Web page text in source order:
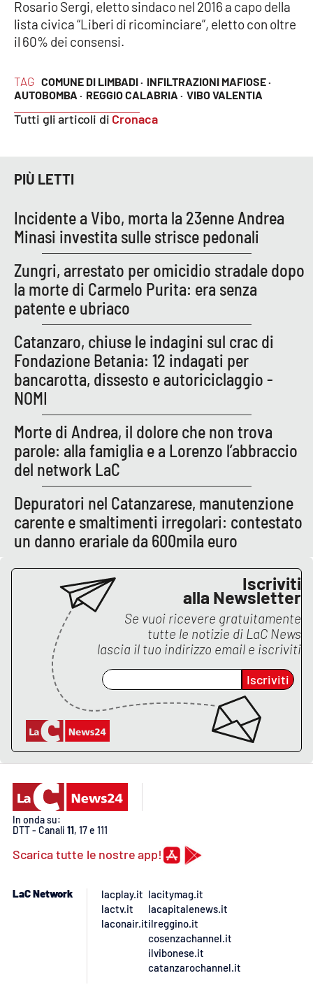
LaC Network
EDIZIONI
LOCALI
Crotone
Vibo Valentia
Reggio Calabria
Cosenza
Lamezia Terme
PROGETTI
SPECIALI
Buona Sanità Calabria
LA
CALABRIAVISIONE
Destinazioni
Eventi
Food
NETWORK
Lacplay.it
Lactv.it
Laconair.it
Lacitymag.it
Lacapitalenews.it
Cosenzachannel.it
TAG COMUNE DI LIMBADI · INFILTRAZIONI MAFIOSE ·
AUTOBOMBA · REGGIO CALABRIA · VIBO VALENTIA
Tutti gli articoli di Cronaca
Rosario Sergi, eletto sindaco nel 2016 a capo della
lista civica “Liberi di ricominciare”, eletto con oltre
il 60% dei consensi.
PIÙ LETTI
Incidente a Vibo, morta la 23enne Andrea
Minasi investita sulle strisce pedonali
Zungri, arrestato per omicidio stradale dopo
la morte di Carmelo Purita: era senza
patente e ubriaco
Catanzaro, chiuse le indagini sul crac di
Fondazione Betania: 12 indagati per
bancarotta, dissesto e autoriciclaggio -
NOMI
Morte di Andrea, il dolore che non trova
parole: alla famiglia e a Lorenzo l’abbraccio
del network LaC
Depuratori nel Catanzarese, manutenzione
carente e smaltimenti irregolari: contestato
un danno erariale da 600mila euro
Iscriviti
alla Newsletter
Se vuoi ricevere gratuitamente
tutte le notizie di LaC News
lascia il tuo indirizzo email e iscriviti
Iscriviti
In onda su:
DTT - Canali 11, 17 e 111
Scarica tutte le nostre app!
LaC Network
lacplay.it
lactv.it
laconair.it
lacitymag.it
lacapitalenews.it
ilreggino.it
cosenzachannel.it
ilvibonese.it
catanzarochannel.it